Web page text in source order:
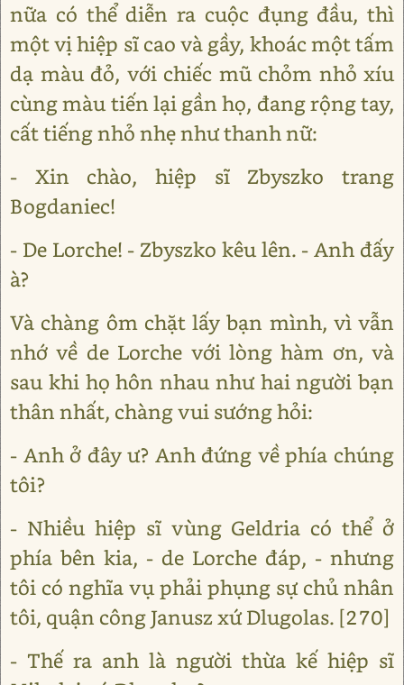
nữa có thể diễn ra cuộc đụng đầu, thì
một vị hiệp sĩ cao và gầy, khoác một tấm
dạ màu đỏ, với chiếc mũ chỏm nhỏ xíu
cùng màu tiến lại gần họ, đang rộng tay,
cất tiếng nhỏ nhẹ như thanh nữ:
- Xin chào, hiệp sĩ Zbyszko trang
Bogdaniec!
- De Lorche! - Zbyszko kêu lên. - Anh đấy
à?
Và chàng ôm chặt lấy bạn mình, vì vẫn
nhớ về de Lorche với lòng hàm ơn, và
sau khi họ hôn nhau như hai người bạn
thân nhất, chàng vui sướng hỏi:
- Anh ở đây ư? Anh đứng về phía chúng
tôi?
- Nhiều hiệp sĩ vùng Geldria có thể ở
phía bên kia, - de Lorche đáp, - nhưng
tôi có nghĩa vụ phải phụng sự chủ nhân
tôi, quận công Janusz xứ Dlugolas. [270]
- Thế ra anh là người thừa kế hiệp sĩ